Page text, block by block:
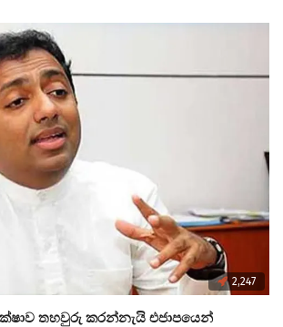
2,247
තහවුරු කරන්නැයි එජාපයෙන්